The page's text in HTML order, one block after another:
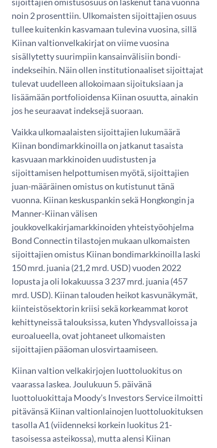
noin 2 prosenttiin. Ulkomaisten sijoittajien osuus
tullee kuitenkin kasvamaan tulevina vuosina, sillä
Kiinan valtionvelkakirjat on viime vuosina
sisällytetty suurimpiin kansainvälisiin bondi-
indekseihin. Näin ollen institutionaaliset sijoittajat
tulevat uudelleen allokoimaan sijoituksiaan ja
lisäämään portfolioidensa Kiinan osuutta, ainakin
jos he seuraavat indeksejä suoraan.
Vaikka ulkomaalaisten sijoittajien lukumäärä
Kiinan bondimarkkinoilla on jatkanut tasaista
kasvuaan markkinoiden uudistusten ja
sijoittamisen helpottumisen myötä, sijoittajien
juan-määräinen omistus on kutistunut tänä
vuonna. Kiinan keskuspankin sekä Hongkongin ja
Manner-Kiinan välisen
joukkovelkakirjamarkkinoiden yhteistyöohjelma
Bond Connectin tilastojen mukaan ulkomaisten
sijoittajien omistus Kiinan bondimarkkinoilla laski
150 mrd. juania (21,2 mrd. USD) vuoden 2022
lopusta ja oli lokakuussa 3 237 mrd. juania (457
mrd. USD). Kiinan talouden heikot kasvunäkymät,
kiinteistösektorin kriisi sekä korkeammat korot
kehittyneissä talouksissa, kuten Yhdysvalloissa ja
euroalueella, ovat johtaneet ulkomaisten
sijoittajien pääoman ulosvirtaamiseen.
Kiinan valtion velkakirjojen luottoluokitus on
vaarassa laskea. Joulukuun 5. päivänä
luottoluokittaja Moody’s Investors Service ilmoitti
pitävänsä Kiinan valtionlainojen luottoluokituksen
tasolla A1 (viidenneksi korkein luokitus 21-
tasoisessa asteikossa), mutta alensi Kiinan